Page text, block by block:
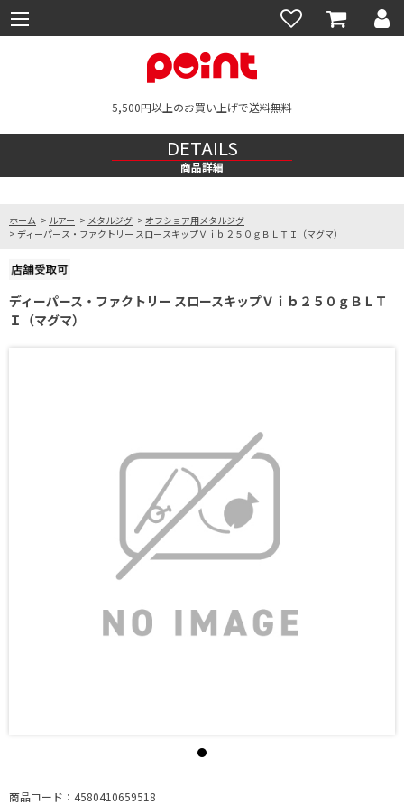
5,500円以上のお買い上げで送料無料
DETAILS
商品詳細
ホーム > ルアー > メタルジグ > オフショア用メタルジグ
> ディーパース・ファクトリー スロースキップＶｉｂ２５０ｇＢＬＴＩ（マグマ）
ディーパース・ファクトリー スロースキップＶｉｂ２５０ｇＢＬＴ
Ｉ（マグマ）
商品コード：4580410659518